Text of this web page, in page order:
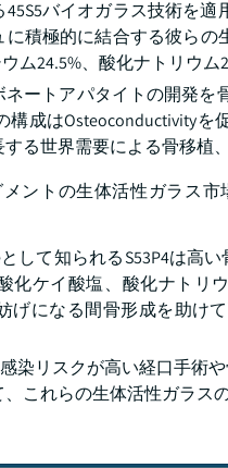
バイオガラス技術を
に積極的に結合する彼ら
ム24.5%、酸化ナトリウム
ネートアパタイトの開発
構成はOsteoconductivity
る世界需要による骨移植
メントの生体活性ガラス
して知られるS53P4は高
化ケイ酸塩、酸化ナトリ
げになる間骨形成を助け
染リスクが高い経口手術
これらの生体活性ガラス